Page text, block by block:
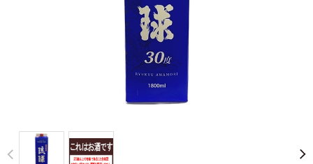
Prev